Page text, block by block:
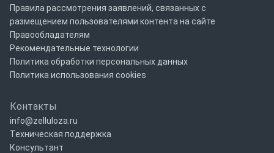
Правила рассмотрения заявлений, связанных с
размещением пользователями контента на сайте
Правообладателям
Рекомендательные технологии
Политика обработки персональных данных
Политика использования cookies
Контакты
info@zelluloza.ru
Техническая поддержка
Консультант